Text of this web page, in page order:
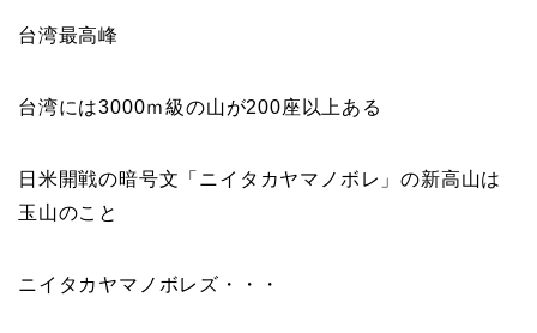
台湾最高峰
台湾には3000ｍ級の山が200座以上ある
日米開戦の暗号文「ニイタカヤマノボレ」の新高山は
玉山のこと
ニイタカヤマノボレズ・・・